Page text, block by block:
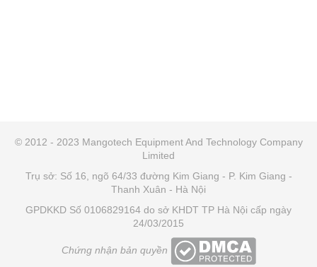
© 2012 - 2023 Mangotech Equipment And Technology Company
Limited
Trụ sở: Số 16, ngõ 64/33 đường Kim Giang - P. Kim Giang -
Thanh Xuân - Hà Nội
GPDKKD Số 0106829164 do sở KHDT TP Hà Nội cấp ngày
24/03/2015
Chứng nhận bản quyền